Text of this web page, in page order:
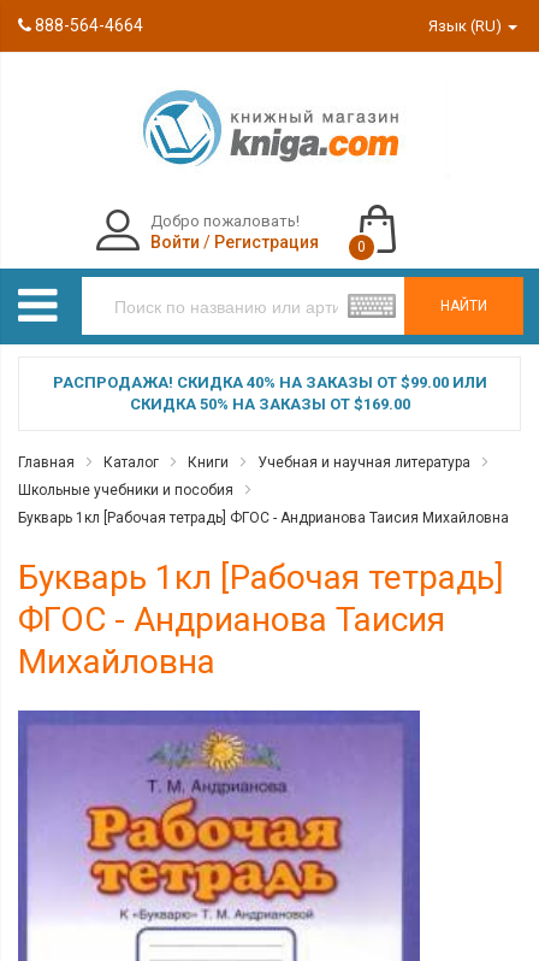
888-564-4664 Язык (RU)
НАЙТИ
Добро пожаловать!
Войти / Регистрация 0
РАСПРОДАЖА! СКИДКА 40% НА ЗАКАЗЫ ОТ $99.00 ИЛИ
СКИДКА 50% НА ЗАКАЗЫ ОТ $169.00
Главная Каталог Книги
Учебная и научная литература
Школьные учебники и пособия
Букварь 1кл [Рабочая тетрадь] ФГОС - Андрианова Таисия Михайловна
Букварь 1кл [Рабочая тетрадь]
ФГОС - Андрианова Таисия
Михайловна